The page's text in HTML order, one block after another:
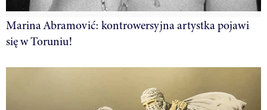
Marina Abramović: kontrowersyjna artystka pojawi
się w Toruniu!